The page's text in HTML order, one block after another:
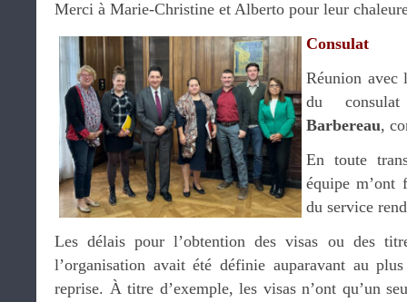
Merci à Marie-Christine et Alberto pour leur
Consulat
Réunion avec
du
Barbereau,
En toute
équipe m’ont
du service
Les délais pour l’obtention des visas ou des
l’organisation avait été définie auparavant au
reprise. À titre d’exemple, les visas n’ont qu’un